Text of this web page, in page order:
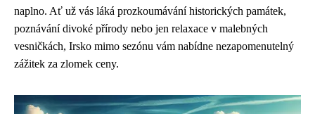
naplno. Ať už vás láká prozkoumávání historických památek,
poznávání divoké přírody nebo jen relaxace v malebných
vesničkách, Irsko mimo sezónu vám nabídne nezapomenutelný
zážitek za zlomek ceny.